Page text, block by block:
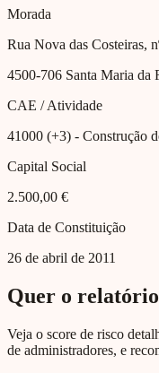
Morada
Rua Nova das Costeiras,
4500-706 Santa Maria da
CAE / Atividade
41000 (+3) - Construção
Capital Social
2.500,00 €
Data de Constituição
26 de abril de 2011
Quer o
Veja o score de risco
de administradores, e